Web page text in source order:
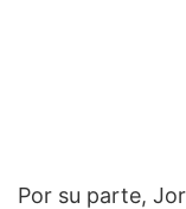
Por su parte,